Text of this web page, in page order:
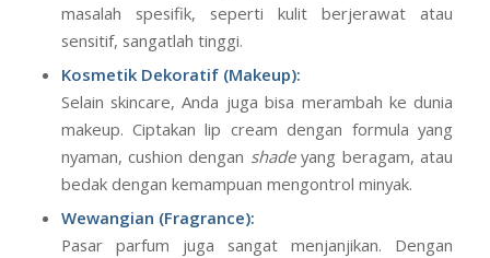
masalah spesifik, seperti kulit berjerawat atau
sensitif, sangatlah tinggi.
Kosmetik Dekoratif (Makeup):
Selain skincare, Anda juga bisa merambah ke dunia
makeup. Ciptakan lip cream dengan formula yang
nyaman, cushion dengan shadeyang beragam, atau
bedak dengan kemampuan mengontrol minyak.
Wewangian (Fragrance):
Pasar parfum juga sangat menjanjikan. Dengan